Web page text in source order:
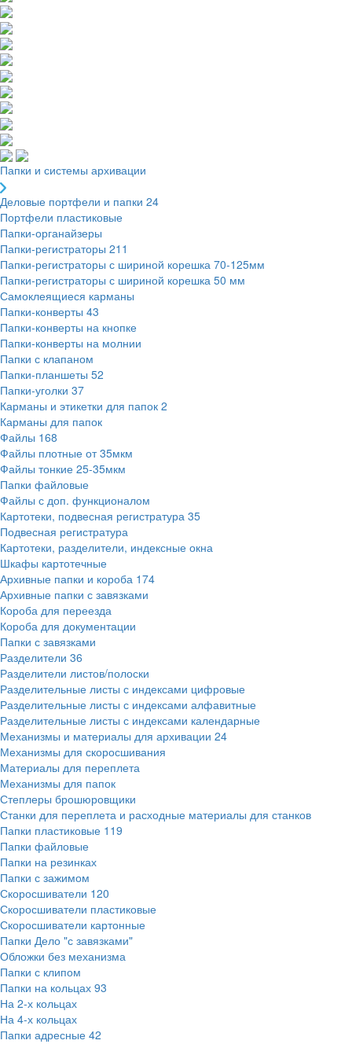
Папки и системы архивации
Деловые портфели и папки 24
Портфели пластиковые
Папки-органайзеры
Папки-регистраторы 211
Папки-регистраторы с шириной корешка 70-125мм
Папки-регистраторы с шириной корешка 50 мм
Самоклеящиеся карманы
Папки-конверты 43
Папки-конверты на кнопке
Папки-конверты на молнии
Папки с клапаном
Папки-планшеты 52
Папки-уголки 37
Карманы и этикетки для папок 2
Карманы для папок
Файлы 168
Файлы плотные от 35мкм
Файлы тонкие 25-35мкм
Папки файловые
Файлы с доп. функционалом
Картотеки, подвесная регистратура 35
Подвесная регистратура
Картотеки, разделители, индексные окна
Шкафы картотечные
Архивные папки и короба 174
Архивные папки с завязками
Короба для переезда
Короба для документации
Папки с завязками
Разделители 36
Разделители листов/полоски
Разделительные листы с индексами цифровые
Разделительные листы с индексами алфавитные
Разделительные листы с индексами календарные
Механизмы и материалы для архивации 24
Механизмы для скоросшивания
Материалы для переплета
Механизмы для папок
Степлеры брошюровщики
Станки для переплета и расходные материалы для станков
Папки пластиковые 119
Папки файловые
Папки на резинках
Папки с зажимом
Скоросшиватели 120
Скоросшиватели пластиковые
Скоросшиватели картонные
Папки Дело "с завязками"
Обложки без механизма
Папки с клипом
Папки на кольцах 93
На 2-х кольцах
На 4-х кольцах
Папки адресные 42